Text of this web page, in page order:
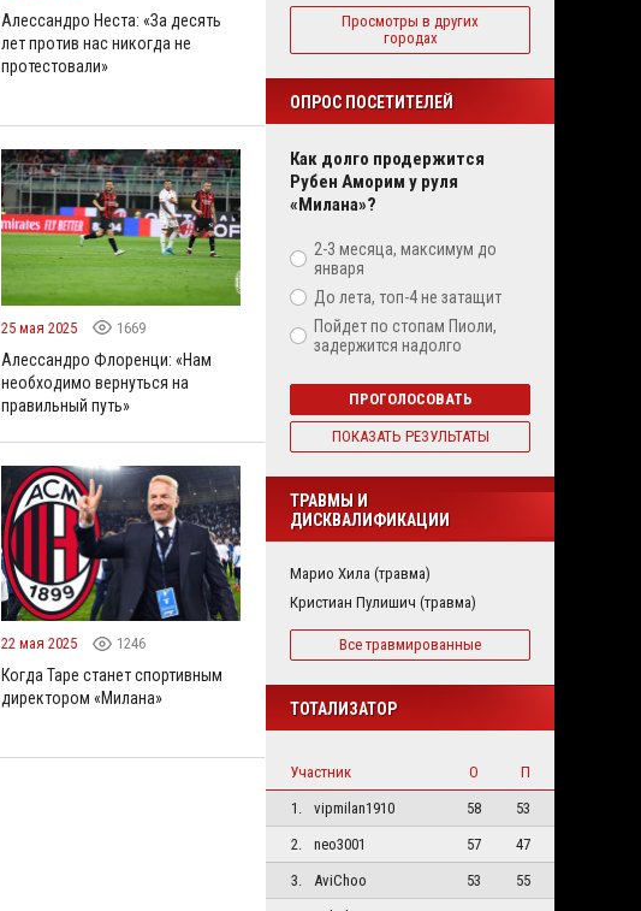
Алессандро Неста: «За десять
лет против нас никогда не
протестовали»
25 мая 2025 1669
Алессандро Флоренци: «Нам
необходимо вернуться на
правильный путь»
22 мая 2025 1246
Когда Таре станет спортивным
директором «Милана»
Просмотры в других
городах
ОПРОС ПОСЕТИТЕЛЕЙ
Как долго продержится
Рубен Аморим у руля
«Милана»?
2-3 месяца, максимум до
января
До лета, топ-4 не затащит
Пойдет по стопам Пиоли,
задержится надолго
ПРОГОЛОСОВАТЬ
ПОКАЗАТЬ РЕЗУЛЬТАТЫ
ТРАВМЫ И
ДИСКВАЛИФИКАЦИИ
Марио Хила (травма)
Кристиан Пулишич (травма)
Все травмированные
ТОТАЛИЗАТОР
Участник О
П
1.
vipmilan1910 58
53
2.
neo3001 57
47
3.
AviChoo 53
55